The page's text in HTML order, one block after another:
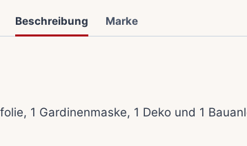
Beschreibung Marke
1 Gardinenmaske, 1 Deko und 1